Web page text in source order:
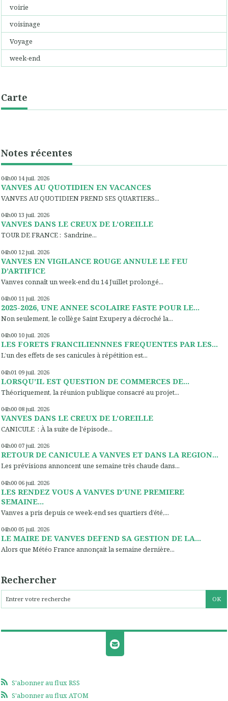
voirie
voisinage
Voyage
week-end
Carte
Notes récentes
04h00 14 juil. 2026
VANVES AU QUOTIDIEN EN VACANCES
VANVES AU QUOTIDIEN PREND SES QUARTIERS...
04h00 13 juil. 2026
VANVES DANS LE CREUX DE L’OREILLE
TOUR DE FRANCE : Sandrine...
04h00 12 juil. 2026
VANVES EN VIGILANCE ROUGE ANNULE LE FEU
D’ARTIFICE
Vanves connaît un week-end du 14 Juillet prolongé...
04h00 11 juil. 2026
2025-2026, UNE ANNEE SCOLAIRE FASTE POUR LE...
Non seulement, le collège Saint Exupery a décroché la...
04h00 10 juil. 2026
LES FORETS FRANCILIENNNES FREQUENTES PAR LES...
L’un des effets de ses canicules à répétition est...
04h01 09 juil. 2026
LORSQU’IL EST QUESTION DE COMMERCES DE...
Théoriquement, la réunion publique consacré au projet...
04h00 08 juil. 2026
VANVES DANS LE CREUX DE L’OREILLE
CANICULE : À la suite de l'épisode...
04h00 07 juil. 2026
RETOUR DE CANICULE A VANVES ET DANS LA REGION...
Les prévisions annoncent une semaine très chaude dans...
04h00 06 juil. 2026
LES RENDEZ VOUS A VANVES D’UNE PREMIERE
SEMAINE...
Vanves a pris depuis ce week-end ses quartiers d’été,...
04h00 05 juil. 2026
LE MAIRE DE VANVES DEFEND SA GESTION DE LA...
Alors que Météo France annonçait la semaine dernière...
Rechercher
S'abonner au flux RSS
S'abonner au flux ATOM